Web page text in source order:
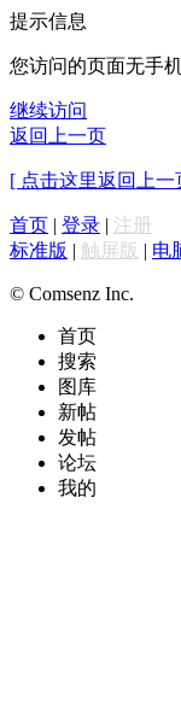
提示信息
您访问的页面无手
继续访问
返回上一页
[ 点击这里返回上一
首页 | 登录 | 注册
标准版 | 触屏版 | 电
© Comsenz Inc.
首页
搜索
图库
新帖
发帖
论坛
我的